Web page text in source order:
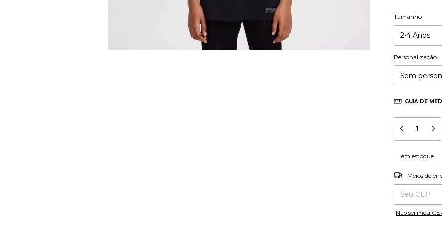
Tamanho
Personalização
GUIA DE
em estoque
Entregas para o
Meios de
Não sei meu